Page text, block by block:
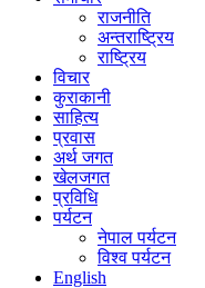
राजनीति
अन्तराष्ट्रिय
राष्ट्रिय
विचार
कुराकानी
साहित्य
प्रवास
अर्थ जगत
खेलजगत
प्रविधि
पर्यटन
नेपाल पर्यटन
विश्व पर्यटन
English